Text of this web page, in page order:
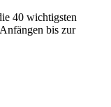
40 wichtigsten
bis zur